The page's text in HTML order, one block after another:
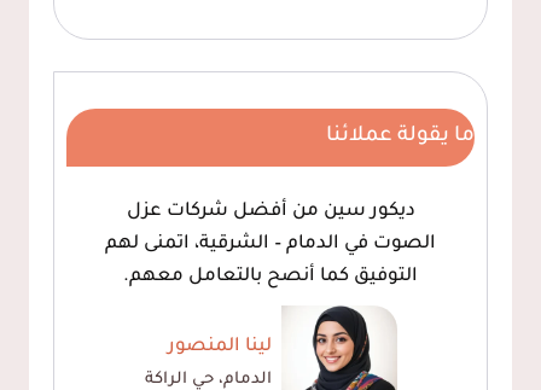
ما يقولة عملائنا
ديكور سين من أفضل شركات عزل
الصوت في الدمام – الشرقية، اتمنى لهم
التوفيق كما أنصح بالتعامل معهم.
لينا المنصور
الدمام، حي الراكة